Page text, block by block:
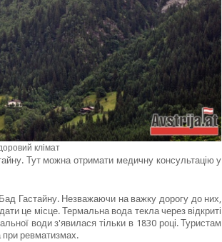
клімат
Тут можна отримати медичну консультацію у
Гастайну. Незважаючи на важку дорогу до них,
це місце. Термальна вода текла через відкриті
води з'явилася тільки в 1830 році. Туристам
при ревматизмах.